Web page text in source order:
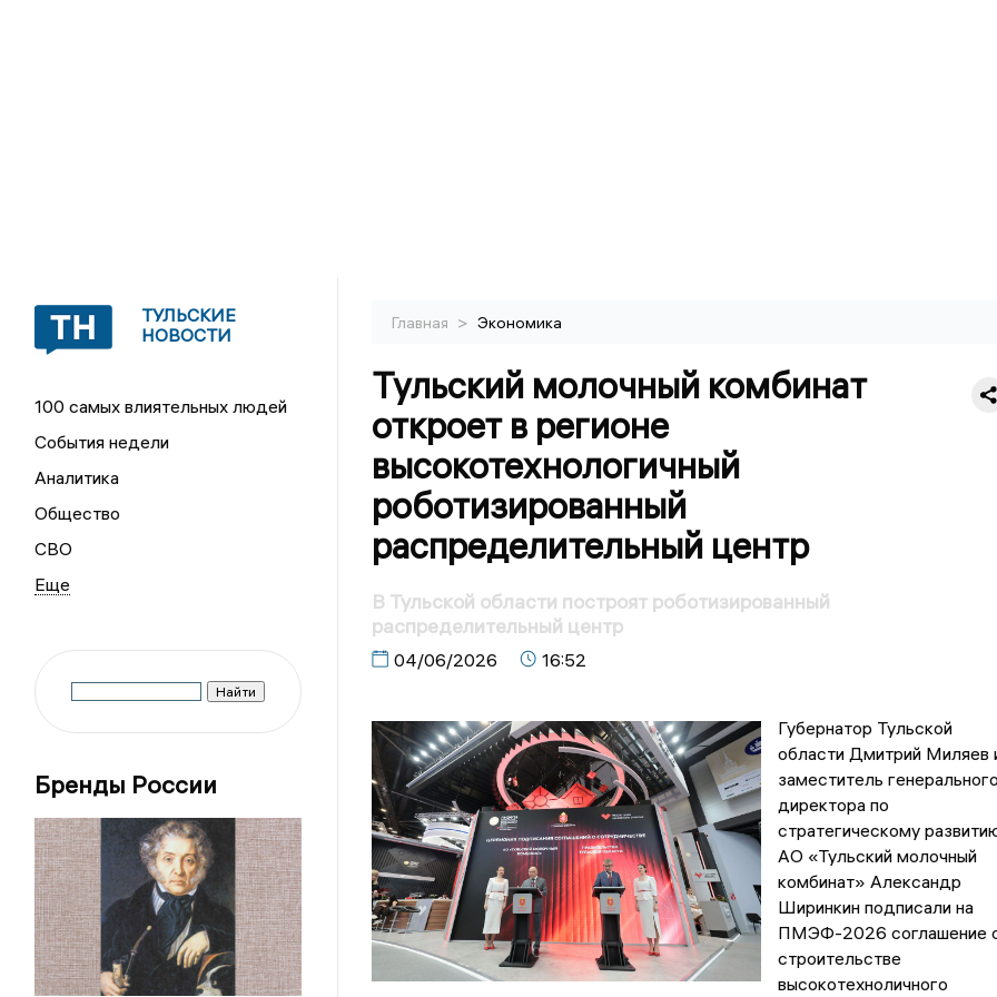
ТУЛЬСКИЕ
НОВОСТИ
100 самых влиятельных людей
События недели
Аналитика
Общество
СВО
Бренды России
Главная > Экономика
Тульский молочный комбинат
откроет в регионе
высокотехнологичный
роботизированный
распределительный центр
В Тульской области построят роботизированный
распределительный центр
04/06/2026 16:52
Губернатор Тульской
области Дмитрий Миляев
заместитель генерального
директора по
стратегическому
АО «Тульский молочный
комбинат» Александр
Ширинкин подписали на
ПМЭФ-2026 соглашение
строительстве
высокотехноличного